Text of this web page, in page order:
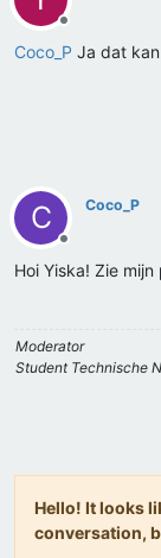
Offline
Coco_P Ja dat
C
Offline
Coco_P
Hoi Yiska! Zie
Moderator
Student Technische
Hello! It looks
conversation,